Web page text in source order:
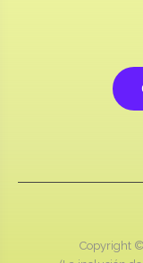
Copyright